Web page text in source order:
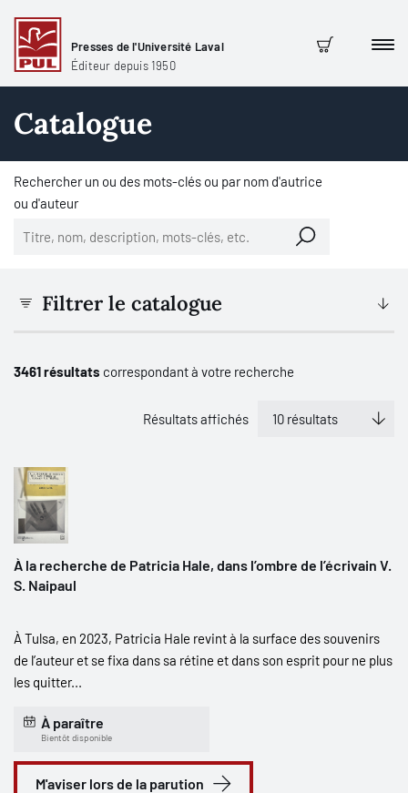
Presses de l'Université Laval
Éditeur depuis 1950
Panier
Catalogue
Rechercher un ou des mots-clés ou par nom d'autrice
ou d'auteur
Filtrer le catalogue
3461 résultats correspondant à votre recherche
Résultats affichés
À la recherche de Patricia Hale, dans l’ombre de l’écrivain V.
S. Naipaul
À Tulsa, en 2023, Patricia Hale revint à la surface des souvenirs
de l’auteur et se fixa dans sa rétine et dans son esprit pour ne plus
les quitter...
À paraître
Bientôt disponible
M'aviser lors de la parution